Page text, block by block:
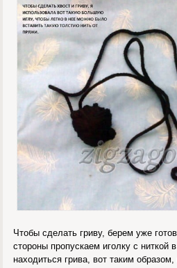
Чтобы сделать гриву, берем уже
стороны пропускаем иголку с ниткой
находиться грива, вот таким образом,